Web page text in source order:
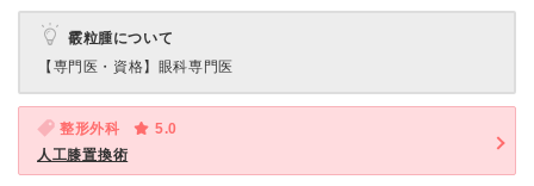
霰粒腫について
【専門医・資格】 眼科専門医
整形外科
5.0
人工膝置換術